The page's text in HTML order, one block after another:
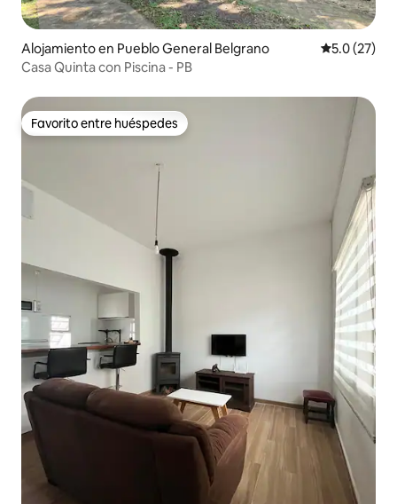
Alojamiento en Pueblo General Belgrano Calificación
5.0 (27)
Casa Quinta con Piscina - PB
Favorito entre huéspedes
Favorito entre huéspedes